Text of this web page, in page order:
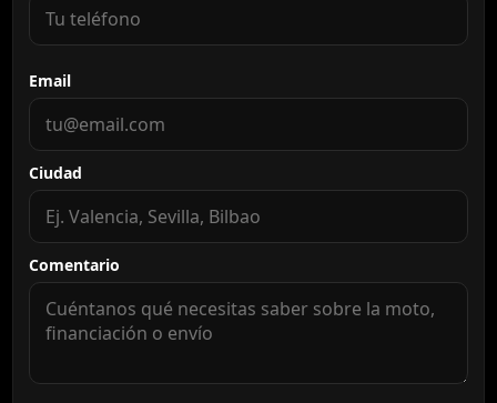
Email
Ciudad
Comentario